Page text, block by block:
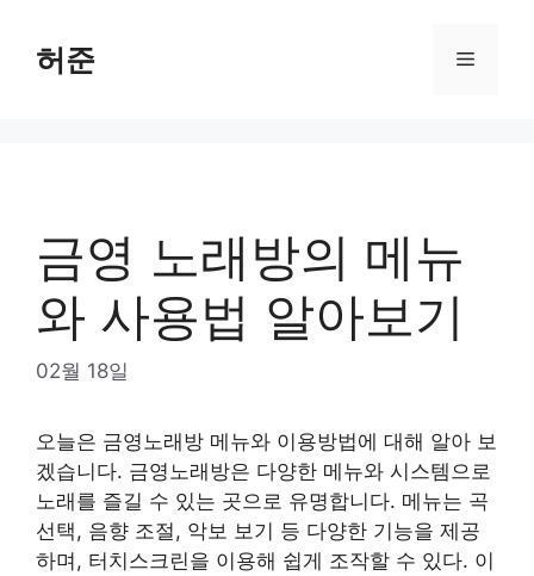
content
허준 Menu
금영 노래방의 메뉴
와 사용법 알아보기
02월 18일
오늘은 금영노래방 메뉴와 이용방법에 대해 알아 보
겠습니다. 금영노래방은 다양한 메뉴와 시스템으로
노래를 즐길 수 있는 곳으로 유명합니다. 메뉴는 곡
선택, 음향 조절, 악보 보기 등 다양한 기능을 제공
하며, 터치스크린을 이용해 쉽게 조작할 수 있다. 이